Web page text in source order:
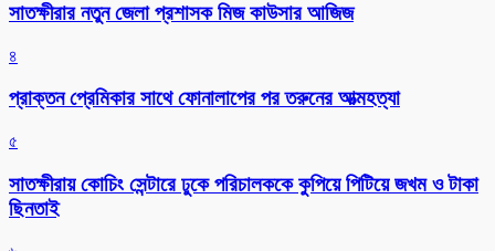
সাতক্ষীরার নতুন জেলা প্রশাসক মিজ কাউসার আজিজ
৪
প্রাক্তন প্রেমিকার সাথে ফোনালাপের পর তরুনের আত্মহত্যা
৫
সাতক্ষীরায় কোচিং সেন্টারে ঢুকে পরিচালককে কুপিয়ে পিটিয়ে জখম ও টাকা
ছিনতাই